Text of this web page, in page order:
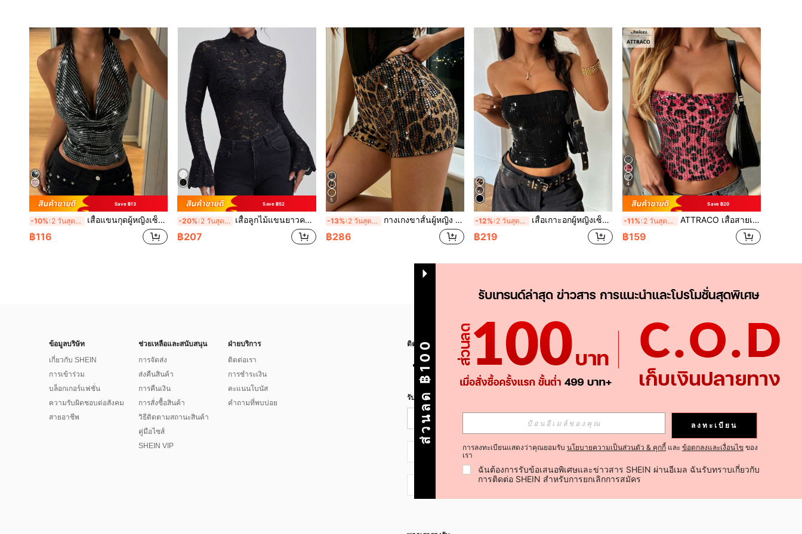
Save ฿13
-10% 2 วันสุดท้าย เสื้อแขนกุดผู้หญิงเซ็กซี่ประดับเลื่อมเปิดหลัง คล้องคอ สีตัดกัน สไตล์วินเทจ Y2K สีดำ สำหรับฤดูร้อน
฿116
Save ฿52
-20% 2 วันสุดท้าย เสื้อลูกไม้แขนยาวคอตั้งทรงเข้ารูปสำหรับผู้หญิง สไตล์เซ็กซี่ ยืดหยุ่น เหมาะสำหรับฤดูหนาว คริสต์มาส เสื้อคอร์เซ็ตลำลองสีดำ
฿207
5
-13% 2 วันสุดท้าย กางเกงขาสั้นผู้หญิง Y2K ลายเสือดาวประดับเลื่อม สไตล์เรโทร ทรงสั้นมาก ผิวมันเงา ลำลอง สำหรับฤดูร้อน
฿286
-12% 2 วันสุดท้าย เสื้อเกาะอกผู้หญิงเซ็กซี่กลิตเตอร์, เสื้อคอร์เซ็ตสีดำ เสื้อผ้าผู้หญิงคริสต์มาส, เสื้อผ้าปีใหม่, ฤดูใบไม้ร่วง ฮาโลวีน ฤดูร้อน
฿219
4
Save ฿20
-11% 2 วันสุดท้าย ATTRACO เสื้อสายเดี่ยวผู้หญิงลายเสือดาววินเทจประดับเลื่อม สไตล์เซ็กซี่ Y2K สำหรับฤดูใบไม้ร่วง วันหยุด วันเกิด ฮาโลวีน เทศกาล ปาร์ตี้ และฤดูร้อน
฿159
ข้อมูลบริษัท
เกี่ยวกับ SHEIN
การเข้าร่วม
บล็อกเกอร์แฟชั่น
ความรับผิดชอบต่อสังคม
สายอาชีพ
ช่วยเหลือและสนับสนุน
การจัดส่ง
ส่งคืนสินค้า
การคืนเงิน
การสั่งซื้อสินค้า
วิธีติดตามสถานะสินค้า
คู่มือไซส์
SHEIN VIP
ฝ่ายบริการ
ติดต่อเรา
การชำระเงิน
คะแนนโบนัส
คำถามที่พบบ่อย
ติดตามเรา
รับข่าวสาร SHEIN
ติดตาม
ส่วนลด ฿100 ลงทะเบียน
การลงทะเบียนแสดงว่าคุณยอมรับ นโยบายความเป็นส่วนตัว & คุกกี้ และ ข้อตกลงและเงื่อนไข ของ
เรา
ฉันต้องการรับข้อเสนอพิเศษและข่าวสาร SHEIN ผ่านอีเมล ฉันรับทราบเกี่ยวกับ
การติดต่อ SHEIN สำหรับการยกเลิกการสมัคร